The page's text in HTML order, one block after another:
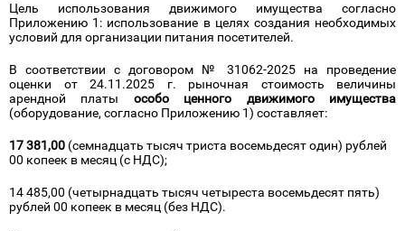
Цель использования движимого имущества согласно
Приложению 1: использование в целях создания необходимых
условий для организации питания посетителей.
В соответствии с договором № 31062-2025 на проведение
оценки от 24.11.2025 г. рыночная стоимость величины
арендной платы особо ценного движимого имущества
(оборудование, согласно Приложению 1) составляет:
17 381,00 (семнадцать тысяч триста восемьдесят один) рублей
00 копеек в месяц (с НДС);
14 485,00 (четырнадцать тысяч четыреста восемьдесят пять)
рублей 00 копеек в месяц (без НДС).